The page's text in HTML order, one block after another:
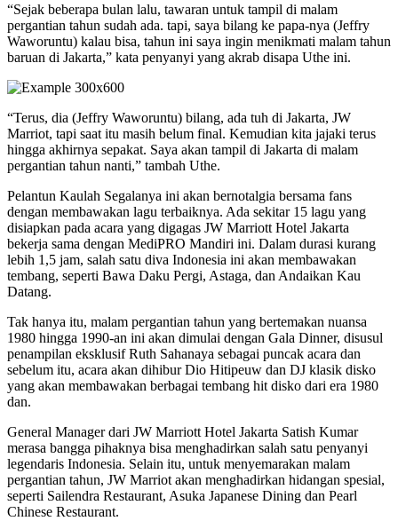
“Sejak beberapa bulan lalu, tawaran untuk tampil di malam
pergantian tahun sudah ada. tapi, saya bilang ke papa-nya (Jeffry
Waworuntu) kalau bisa, tahun ini saya ingin menikmati malam tahun
baruan di Jakarta,” kata penyanyi yang akrab disapa Uthe ini.
“Terus, dia (Jeffry Waworuntu) bilang, ada tuh di Jakarta, JW
Marriot, tapi saat itu masih belum final. Kemudian kita jajaki terus
hingga akhirnya sepakat. Saya akan tampil di Jakarta di malam
pergantian tahun nanti,” tambah Uthe.
Pelantun Kaulah Segalanya ini akan bernotalgia bersama fans
dengan membawakan lagu terbaiknya. Ada sekitar 15 lagu yang
disiapkan pada acara yang digagas JW Marriott Hotel Jakarta
bekerja sama dengan MediPRO Mandiri ini. Dalam durasi kurang
lebih 1,5 jam, salah satu diva Indonesia ini akan membawakan
tembang, seperti Bawa Daku Pergi, Astaga, dan Andaikan Kau
Datang.
Tak hanya itu, malam pergantian tahun yang bertemakan nuansa
1980 hingga 1990-an ini akan dimulai dengan Gala Dinner, disusul
penampilan eksklusif Ruth Sahanaya sebagai puncak acara dan
sebelum itu, acara akan dihibur Dio Hitipeuw dan DJ klasik disko
yang akan membawakan berbagai tembang hit disko dari era 1980
dan.
General Manager dari JW Marriott Hotel Jakarta Satish Kumar
merasa bangga pihaknya bisa menghadirkan salah satu penyanyi
legendaris Indonesia. Selain itu, untuk menyemarakan malam
pergantian tahun, JW Marriot akan menghadirkan hidangan spesial,
seperti Sailendra Restaurant, Asuka Japanese Dining dan Pearl
Chinese Restaurant.